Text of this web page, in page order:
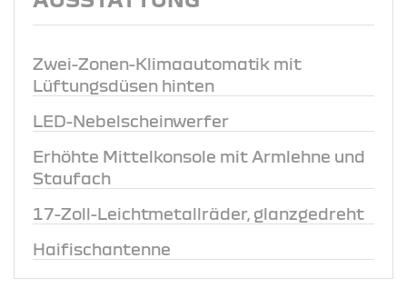
Zwei-Zonen-Klimaautomatik mit
Lüftungsdüsen hinten
LED-Nebelscheinwerfer
Erhöhte Mittelkonsole mit Armlehne und
Staufach
17-Zoll-Leichtmetallräder, glanzgedreht
Haifischantenne